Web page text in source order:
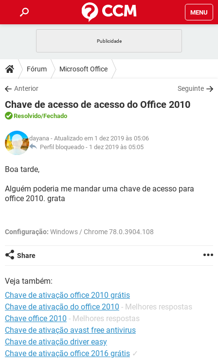
MENU
CELULAR
OUTLOOK
INSTAGRAM GMAIL
GUIA DE COMPRAS
DICAS
JOGOS
OUTLOOK
INSTAGRAM
GUIA DE COMPRAS
DOWNLOADS
JOGOS WHATSAPP
CELULAR
OUTLOOK EXCEL
INSTAGRAM
GUIA DE COMPRAS
FÓRUM
JOGOS
CELULAR FACEBOOK
GUIA DE COMPRAS
GLOSSÁRIO
JOGOS
CELULAR
OUTLOOK EXCEL
Fórum Microsoft Office
Anterior Seguinte
Chave de acesso de acesso do Office 2010
Resolvido/Fechado
dayana - Atualizado em 1 dez 2019 às 05:06
Perfil bloqueado - 1 dez 2019 às 05:05
Boa tarde,
Alguém poderia me mandar uma chave de acesso para
office 2010. grata
Configuração: Windows / Chrome 78.0.3904.108
Share
Veja também:
Chave de ativação office 2010 grátis
Chave de ativação do office 2010 - Melhores respostas
Chave office 2010 - Melhores respostas
Chave de ativação avast free antivirus
Chave de ativação driver easy
Chave de ativação office 2016 grátis ✓